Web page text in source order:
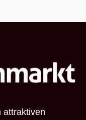
attraktiven